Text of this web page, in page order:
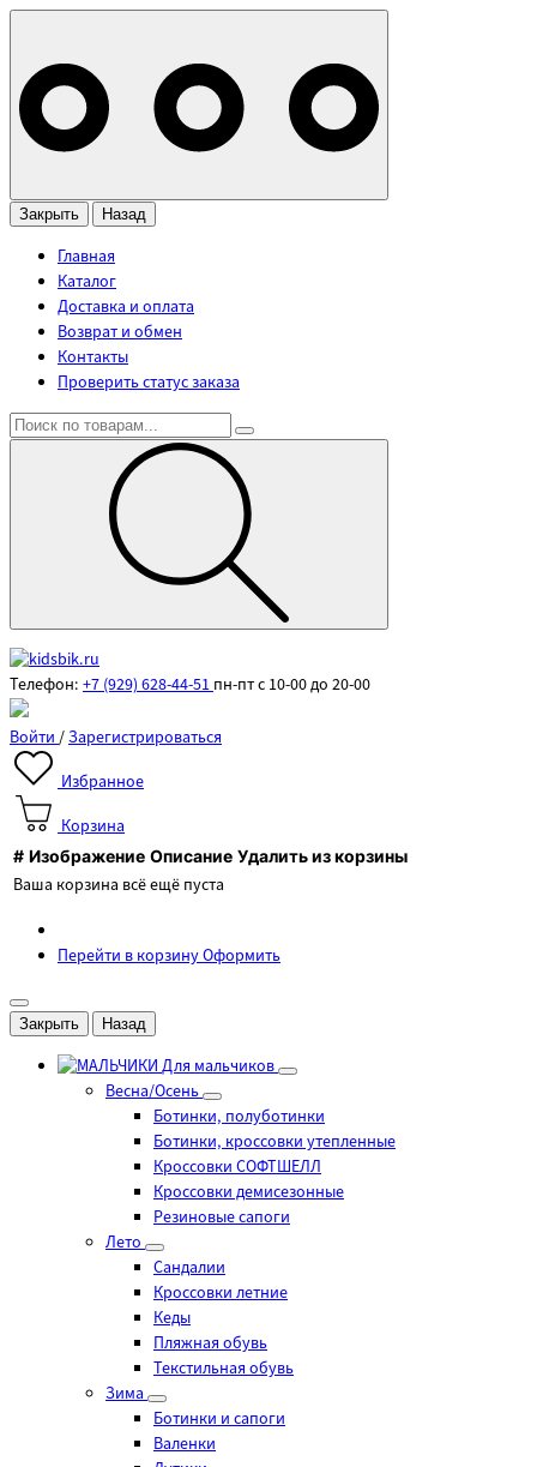
Закрыть Назад
Главная
Каталог
Доставка и оплата
Возврат и обмен
Контакты
Проверить статус заказа
Телефон: +7 (929) 628-44-51пн-пт с 10-00 до 20-00
Войти/Зарегистрироваться
Избранное
Корзина
# Изображение Описание Удалить из корзины
Ваша корзина всё ещё пуста
Перейти в корзинуОформить
Закрыть Назад
Для мальчиков
Весна/Осень
Ботинки, полуботинки
Ботинки, кроссовки утепленные
Кроссовки СОФТШЕЛЛ
Кроссовки демисезонные
Резиновые сапоги
Лето
Cандалии
Кроссовки летние
Кеды
Пляжная обувь
Текстильная обувь
Зима
Ботинки и сапоги
Валенки